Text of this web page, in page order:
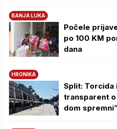
BANJA LUKA
Počele
po 100 KM
dana
HRONIKA
Split:
transparent o
dom